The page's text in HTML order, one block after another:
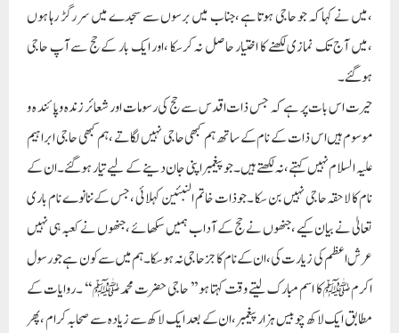
،میں نے کہا کہ جو حاجی ہوتا ہے ،جناب میں برسوں سے سجدے میں سر رگڑ رہا ہوں
،میں آج تک نمازی لکھنے کا اختیار حاصل نہ کرسکا ،اور ایک بار کے حج سے آپ حاجی
ہوگئے ۔
حیرت اس بات پر ہے کہ جس ذات اقدس سے حج کی رسومات اور شعائر زندہ و پائند ہ و
موسوم ہیں اس ذات کے نام کے ساتھ ہم کبھی حاجی نہیں لگاتے ،ہم کبھی حاجی ابراہیم
علیہ السلام نہیں کہتے ،نہ لکھتے ہیں ۔جو پیغمبر اپنی جان دینے کے لیے تیار ہوگئے ۔ان کے
نام کا لاحقہ حاجی نہیں بن سکا ۔جو ذات خاتم النبئین کہلائی ،جس کے ننانوے نام باری
تعالیٰ نے بیان کیے ،جنھوں نے حج کے آداب ہمیں سکھائے ،جنھوں نے کعبہ ہی نہیں
عرش اعظم کی زیارت کی ،ان کے نام کا جز حاجی نہ ہوسکا ۔ہم میں سے کون ہے جو رسول
اکرم ﷺ کا اسم مبارک لیتے وقت کہتا ہو ’’ حاجی حضرت محمد ﷺ ‘‘ ۔روایات کے
مطابق ایک لاکھ چوبیس ہزار پیغمبر،ان کے بعد ایک لاکھ سے زیادہ سے صحابہ کرام ،پھر